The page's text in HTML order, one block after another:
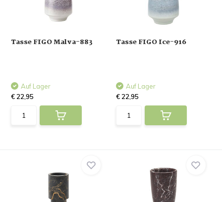
Tasse FIGO Malva-883
Auf Lager
€ 22,95
Tasse FIGO Ice-916
Auf Lager
€ 22,95